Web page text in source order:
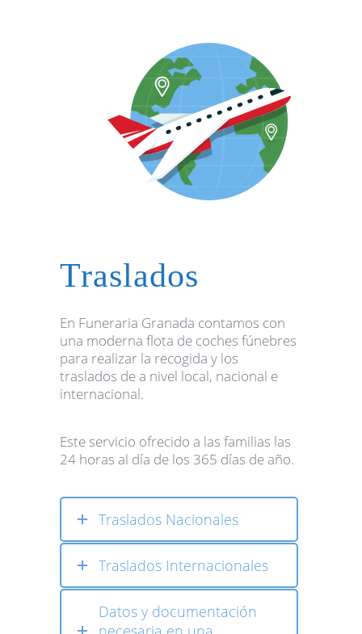
Traslados
En Funeraria Granada contamos con
una moderna flota de coches fúnebres
para realizar la recogida y los
traslados de a nivel local, nacional e
internacional.
Este servicio ofrecido a las familias las
24 horas al día de los 365 días de año.
Traslados Nacionales
Traslados Internacionales
Datos y documentación